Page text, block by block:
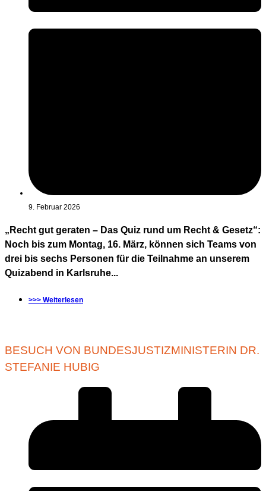
9. Februar 2026
„Recht gut geraten – Das Quiz rund um Recht & Gesetz“:
Noch bis zum Montag, 16. März, können sich Teams von
drei bis sechs Personen für die Teilnahme an unserem
Quizabend in Karlsruhe...
>>> Weiterlesen
BESUCH VON BUNDESJUSTIZMINISTERIN DR.
STEFANIE HUBIG